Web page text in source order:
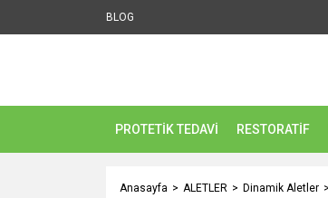
BLOG
PROTETİK TEDAVİ RESTORATİF
Anasayfa ALETLER Dinamik Aletler